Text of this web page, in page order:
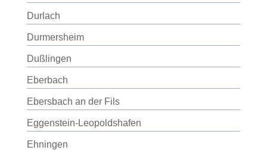
Durlach
Durmersheim
Dußlingen
Eberbach
Ebersbach an der Fils
Eggenstein-Leopoldshafen
Ehningen